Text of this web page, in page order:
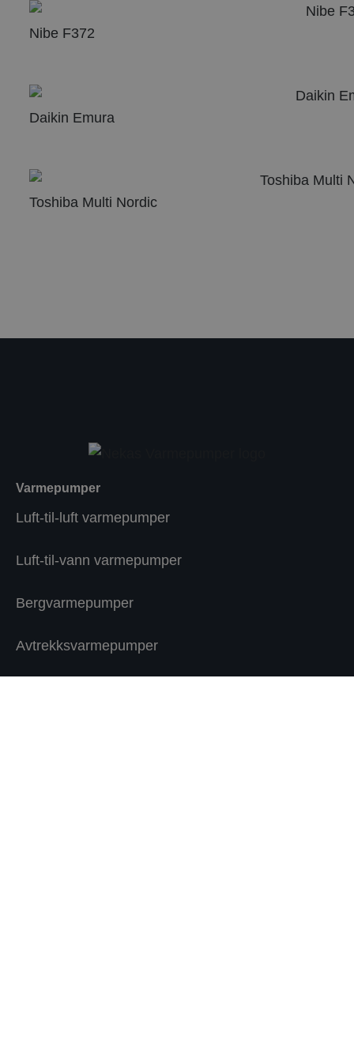
Nibe F372
Daikin Emura
Toshiba Multi Nordic
Varmepumper
Luft-til-luft varmepumper
Luft-til-vann varmepumper
Bergvarmepumper
Avtrekksvarmepumper